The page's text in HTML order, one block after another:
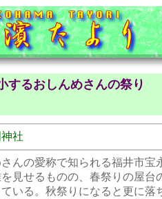
するおしんめさんの祭り
社
んの愛称で知られる福井市宝
見せるものの、春祭りの屋台
いる。秋祭りになると更に落